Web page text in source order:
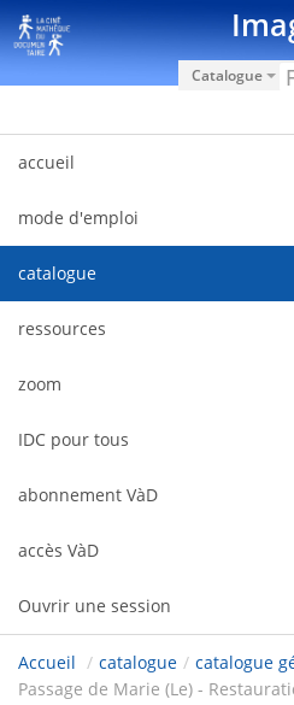
Saut au contenu
Catalogue
accueil
mode d'emploi
catalogue
ressources
zoom
IDC pour tous
abonnement VàD
accès VàD
Ouvrir une session
Accueil / catalogue / catalogue
Passage de Marie (Le) -